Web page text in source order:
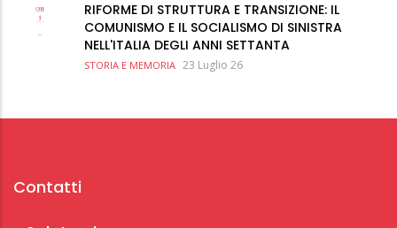
RIFORME DI STRUTTURA E TRANSIZIONE: IL
COMUNISMO E IL SOCIALISMO DI SINISTRA
NELL'ITALIA DEGLI ANNI SETTANTA
STORIA E MEMORIA 23 Luglio 26
Contatti